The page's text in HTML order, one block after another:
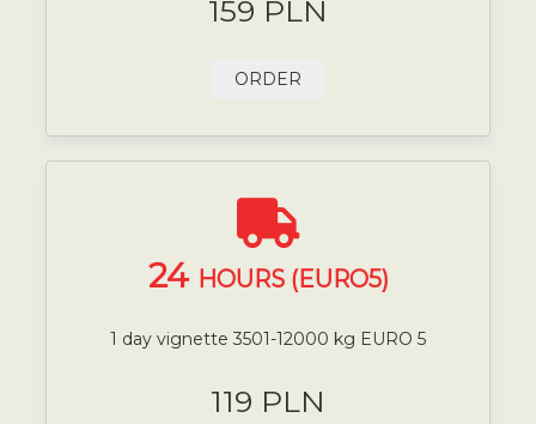
159 PLN
ORDER
24 HOURS (EURO5)
1 day vignette 3501-12000 kg EURO 5
119 PLN